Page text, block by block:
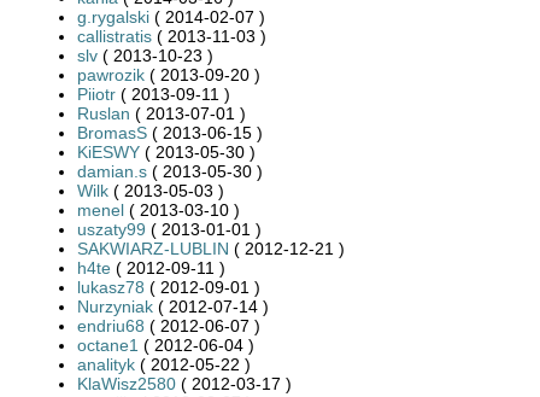
g.rygalski ( 2014-02-07 )
callistratis ( 2013-11-03 )
slv ( 2013-10-23 )
pawrozik ( 2013-09-20 )
Piiotr ( 2013-09-11 )
Ruslan ( 2013-07-01 )
BromasS ( 2013-06-15 )
KiESWY ( 2013-05-30 )
damian.s ( 2013-05-30 )
Wilk ( 2013-05-03 )
menel ( 2013-03-10 )
uszaty99 ( 2013-01-01 )
SAKWIARZ-LUBLIN ( 2012-12-21 )
h4te ( 2012-09-11 )
lukasz78 ( 2012-09-01 )
Nurzyniak ( 2012-07-14 )
endriu68 ( 2012-06-07 )
octane1 ( 2012-06-04 )
analityk ( 2012-05-22 )
KlaWisz2580 ( 2012-03-17 )